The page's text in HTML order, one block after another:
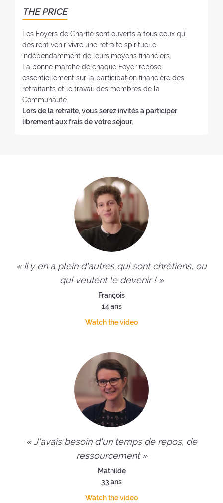
:o
e
r
:
THE PRICE
Les Foyers de Charité sont ouverts à tous ceux qui
désirent venir vivre une retraite spirituelle,
indépendamment de leurs moyens financiers.
La bonne marche de chaque Foyer repose
essentiellement sur la participation financière des
retraitants et le travail des membres de la
Communauté.
Lors de la retraite, vous serez invités à participer
librement aux frais de votre séjour.
« Il y en a plein d'autres qui sont chrétiens, ou
qui veulent le devenir ! »
François
14 ans
Watch the video
« J'avais besoin d'un temps de repos, de
ressourcement »
Mathilde
33 ans
Watch the video